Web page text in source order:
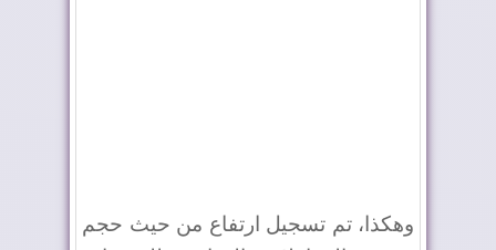
وهكذا، تم تسجيل ارتفاع من حيث حجم